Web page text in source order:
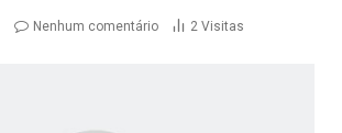
Nenhum comentário 2 Visitas